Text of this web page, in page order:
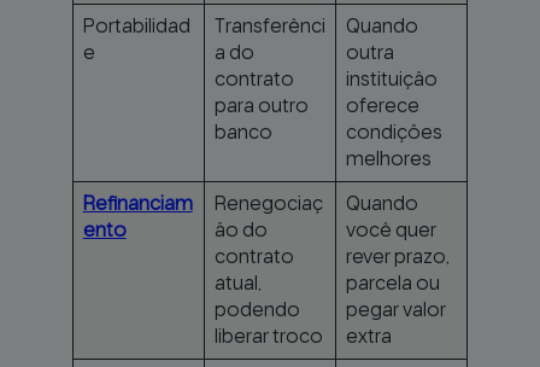
Portabilidad
e
Transferênci
a do
contrato
para outro
banco
Quando
outra
instituição
oferece
condições
melhores
Refinanciam
ento
Renegociaç
ão do
contrato
atual,
podendo
liberar troco
Quando
você quer
rever prazo,
parcela ou
pegar valor
extra